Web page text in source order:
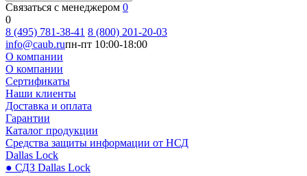
Связаться с менеджером 0
0
8 (495) 781-38-41 8 (800) 201-20-03
info@caub.ruпн-пт 10:00-18:00
О компании
О компании
Сертификаты
Наши клиенты
Доставка и оплата
Гарантии
Каталог продукции
Средства защиты информации от НСД
Dallas Lock
● СДЗ Dallas Lock